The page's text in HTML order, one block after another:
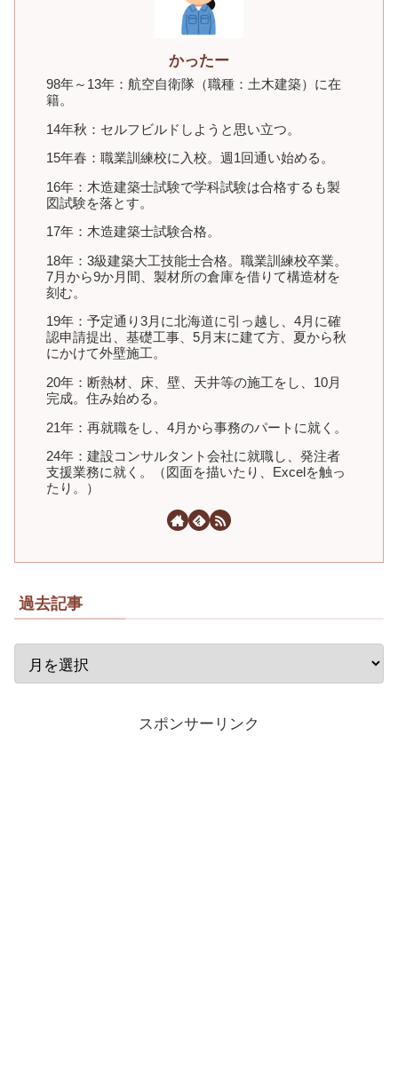
かったー
98年～13年：航空自衛隊（職種：土木建築）に在
籍。
14年秋：セルフビルドしようと思い立つ。
15年春：職業訓練校に入校。週1回通い始める。
16年：木造建築士試験で学科試験は合格するも製
図試験を落とす。
17年：木造建築士試験合格。
18年：3級建築大工技能士合格。職業訓練校卒業。
7月から9か月間、製材所の倉庫を借りて構造材を
刻む。
19年：予定通り3月に北海道に引っ越し、4月に確
認申請提出、基礎工事、5月末に建て方、夏から秋
にかけて外壁施工。
20年：断熱材、床、壁、天井等の施工をし、10月
完成。住み始める。
21年：再就職をし、4月から事務のパートに就く。
24年：建設コンサルタント会社に就職し、発注者
支援業務に就く。（図面を描いたり、Excelを触っ
たり。）
過去記事
スポンサーリンク